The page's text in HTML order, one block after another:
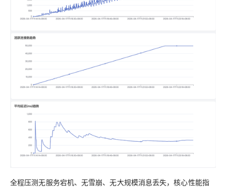
全程压测无服务宕机、无雪崩、无大规模消息丢失，核心性能指